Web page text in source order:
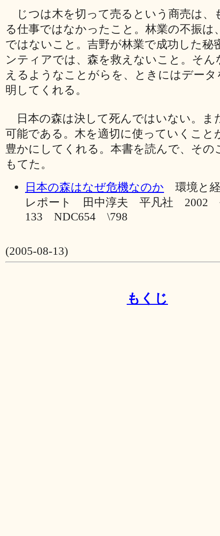
じつは木を切って売るという商売は、
る仕事ではなかったこと。林業の不振は
ではないこと。吉野が林業で成功した秘
ンティアでは、森を救えないこと。そん
えるようなことがらを、ときにはデー
明してくれる。
日本の森は決して死んではいない。ま
可能である。木を適切に使っていくこと
豊かにしてくれる。本書を読んで、その
もてた。
日本の森はなぜ危機なのか 環境と
レポート 田中淳夫 平凡社 2002
133 NDC654 \798
(2005-08-13)
もくじ